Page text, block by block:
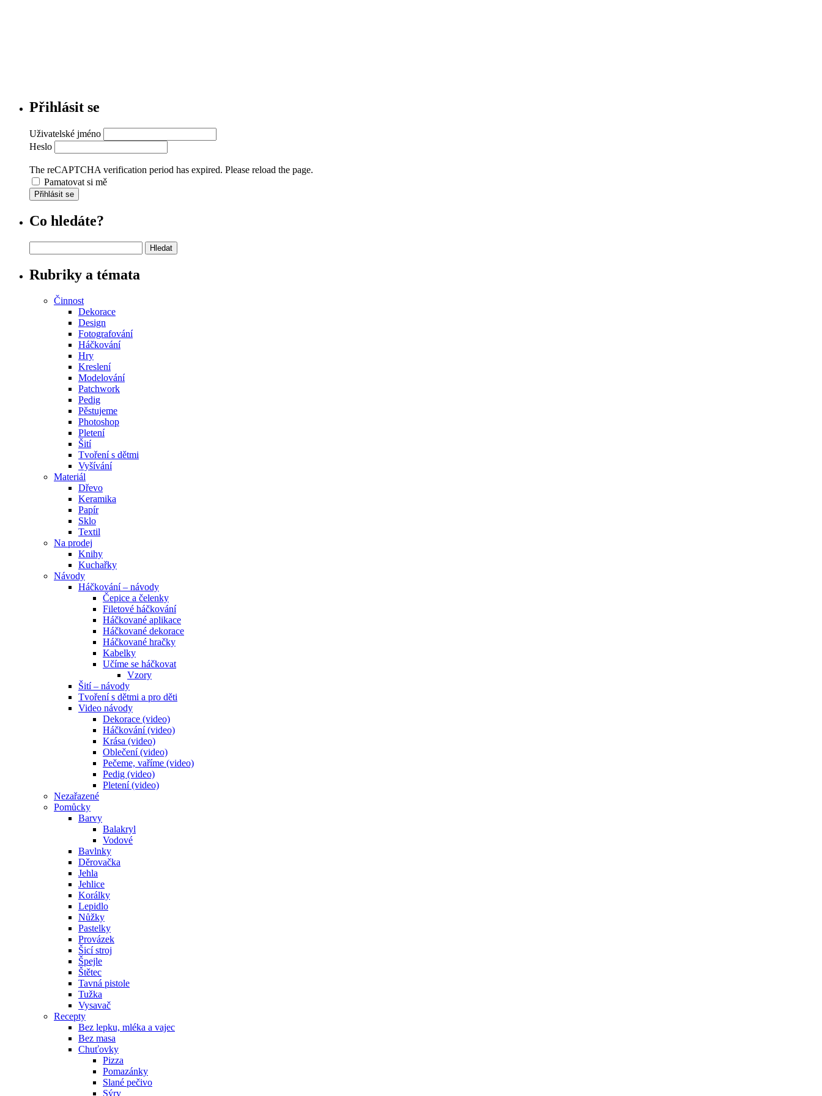
Přihlásit se
Uživatelské jméno
Heslo
The reCAPTCHA verification period has expired. Please reload the page.
Pamatovat si mě
Přihlásit se
Co hledáte?
Rubriky a témata
Činnost
Dekorace
Design
Fotografování
Háčkování
Hry
Kreslení
Modelování
Patchwork
Pedig
Pěstujeme
Photoshop
Pletení
Šití
Tvoření s dětmi
Vyšívání
Materiál
Dřevo
Keramika
Papír
Sklo
Textil
Na prodej
Knihy
Kuchařky
Návody
Háčkování – návody
Čepice a čelenky
Filetové háčkování
Háčkované aplikace
Háčkované dekorace
Háčkované hračky
Kabelky
Učíme se háčkovat
Vzory
Šití – návody
Tvoření s dětmi a pro děti
Video návody
Dekorace (video)
Háčkování (video)
Krása (video)
Oblečení (video)
Pečeme, vaříme (video)
Pedig (video)
Pletení (video)
Nezařazené
Pomůcky
Barvy
Balakryl
Vodové
Bavlnky
Děrovačka
Jehla
Jehlice
Korálky
Lepidlo
Nůžky
Pastelky
Provázek
Šicí stroj
Špejle
Štětec
Tavná pistole
Tužka
Vysavač
Recepty
Bez lepku, mléka a vajec
Bez masa
Chuťovky
Pizza
Pomazánky
Slané pečivo
Sýry